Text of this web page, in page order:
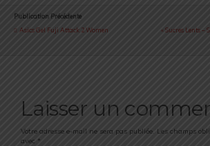
Publication Précédente
Asics Gel Fuji Attack 2 Women
« Sucres Lents –
Laisser un
Votre adresse e-mail ne sera pas publiée. Les champs
avec *